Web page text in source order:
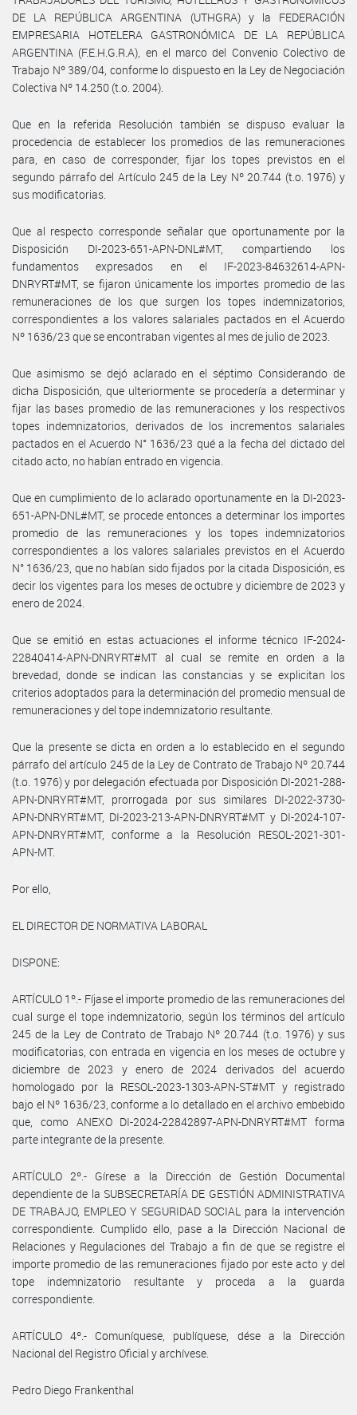
DE LA REPÚBLICA ARGENTINA (UTHGRA) y la FEDERACIÓN
EMPRESARIA HOTELERA GASTRONÓMICA DE LA REPÚBLICA
ARGENTINA (F.E.H.G.R.A), en el marco del Convenio Colectivo de
Trabajo Nº 389/04, conforme lo dispuesto en la Ley de Negociación
Colectiva Nº 14.250 (t.o. 2004).
Que en la referida Resolución también se dispuso evaluar la
procedencia de establecer los promedios de las remuneraciones
para, en caso de corresponder, fijar los topes previstos en el
segundo párrafo del Artículo 245 de la Ley Nº 20.744 (t.o. 1976) y
sus modificatorias.
Que al respecto corresponde señalar que oportunamente por la
Disposición DI-2023-651-APN-DNL#MT, compartiendo los
fundamentos expresados en el IF-2023-84632614-APN-
DNRYRT#MT, se fijaron únicamente los importes promedio de las
remuneraciones de los que surgen los topes indemnizatorios,
correspondientes a los valores salariales pactados en el Acuerdo
Nº 1636/23 que se encontraban vigentes al mes de julio de 2023.
Que asimismo se dejó aclarado en el séptimo Considerando de
dicha Disposición, que ulteriormente se procedería a determinar y
fijar las bases promedio de las remuneraciones y los respectivos
topes indemnizatorios, derivados de los incrementos salariales
pactados en el Acuerdo N° 1636/23 qué a la fecha del dictado del
citado acto, no habían entrado en vigencia.
Que en cumplimiento de lo aclarado oportunamente en la DI-2023-
651-APN-DNL#MT, se procede entonces a determinar los importes
promedio de las remuneraciones y los topes indemnizatorios
correspondientes a los valores salariales previstos en el Acuerdo
N° 1636/23, que no habían sido fijados por la citada Disposición, es
decir los vigentes para los meses de octubre y diciembre de 2023 y
enero de 2024.
Que se emitió en estas actuaciones el informe técnico IF-2024-
22840414-APN-DNRYRT#MT al cual se remite en orden a la
brevedad, donde se indican las constancias y se explicitan los
criterios adoptados para la determinación del promedio mensual de
remuneraciones y del tope indemnizatorio resultante.
Que la presente se dicta en orden a lo establecido en el segundo
párrafo del artículo 245 de la Ley de Contrato de Trabajo Nº 20.744
(t.o. 1976) y por delegación efectuada por Disposición DI-2021-288-
APN-DNRYRT#MT, prorrogada por sus similares DI-2022-3730-
APN-DNRYRT#MT, DI-2023-213-APN-DNRYRT#MT y DI-2024-107-
APN-DNRYRT#MT, conforme a la Resolución RESOL-2021-301-
APN-MT.
Por ello,
EL DIRECTOR DE NORMATIVA LABORAL
DISPONE:
ARTÍCULO 1º.- Fíjase el importe promedio de las remuneraciones del
cual surge el tope indemnizatorio, según los términos del artículo
245 de la Ley de Contrato de Trabajo Nº 20.744 (t.o. 1976) y sus
modificatorias, con entrada en vigencia en los meses de octubre y
diciembre de 2023 y enero de 2024 derivados del acuerdo
homologado por la RESOL-2023-1303-APN-ST#MT y registrado
bajo el Nº 1636/23, conforme a lo detallado en el archivo embebido
que, como ANEXO DI-2024-22842897-APN-DNRYRT#MT forma
parte integrante de la presente.
ARTÍCULO 2º.- Gírese a la Dirección de Gestión Documental
dependiente de la SUBSECRETARÍA DE GESTIÓN ADMINISTRATIVA
DE TRABAJO, EMPLEO Y SEGURIDAD SOCIAL para la intervención
correspondiente. Cumplido ello, pase a la Dirección Nacional de
Relaciones y Regulaciones del Trabajo a fin de que se registre el
importe promedio de las remuneraciones fijado por este acto y del
tope indemnizatorio resultante y proceda a la guarda
correspondiente.
ARTÍCULO 4º.- Comuníquese, publíquese, dése a la Dirección
Nacional del Registro Oficial y archívese.
Pedro Diego Frankenthal